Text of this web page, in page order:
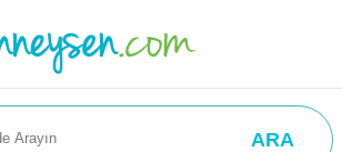
ARA